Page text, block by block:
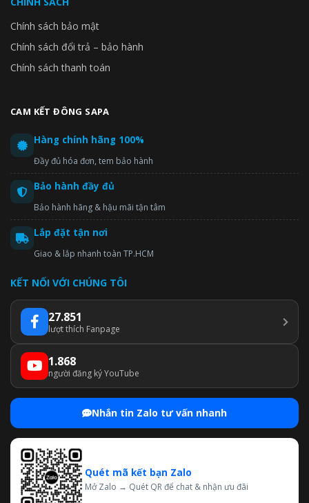
Chính sách bảo mật
Chính sách đổi trả – bảo hành
Chính sách thanh toán
CAM KẾT ĐÔNG SAPA
Hàng chính hãng 100%
Đầy đủ hóa đơn, tem bảo hành
Bảo hành đầy đủ
Bảo hành hãng & hậu mãi tận tâm
Lắp đặt tận nơi
Giao & lắp nhanh toàn TP.HCM
KẾT NỐI VỚI CHÚNG TÔI
27.851
lượt thích Fanpage
1.868
người đăng ký YouTube
Nhắn tin Zalo tư vấn nhanh
Quét mã kết bạn Zalo
Mở Zalo → Quét QR để chat & nhận ưu đãi